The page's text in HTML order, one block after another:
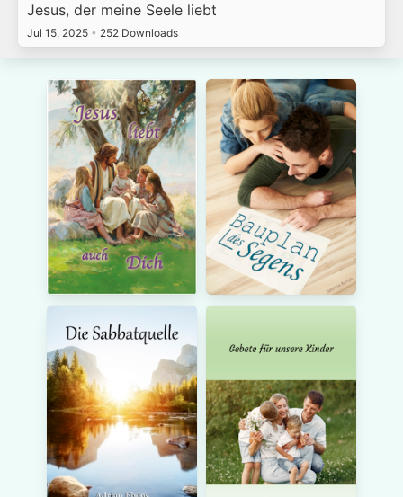
Jesus, der meine Seele liebt
Jul 15, 2025 • 252 Downloads